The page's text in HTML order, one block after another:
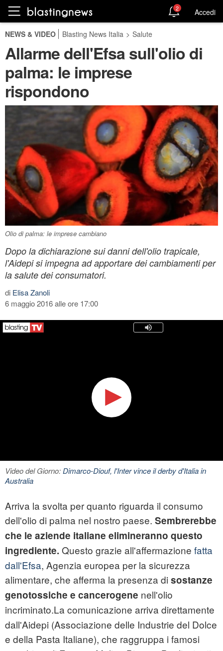
2 Accedi
NEWS & VIDEO Blasting News Italia > Salute
Allarme dell'Efsa sull'olio di
palma: le imprese
rispondono
Olio di palma: le imprese cambiano
Dopo la dichiarazione sui danni dell'olio trapicale,
l'Aidepi si impegna ad apportare dei cambiamenti per
la salute dei consumatori.
di Elisa Zanoli
6 maggio 2016 alle ore 17:00
Video del Giorno:Dimarco-Diouf, l'Inter vince il derby d'Italia in
Australia
Arriva la svolta per quanto riguarda il consumo
dell'olio di palma nel nostro paese. Sembrerebbe
che le aziende italiane elimineranno questo
ingrediente. Questo grazie all'affermazione fatta
dall'Efsa, Agenzia europea per la sicurezza
alimentare, che afferma la presenza di sostanze
genotossiche e cancerogene nell'olio
incriminato.La comunicazione arriva direttamente
dall'Aidepi (Associazione delle Industrie del Dolce
e della Pasta Italiane), che raggruppa i famosi